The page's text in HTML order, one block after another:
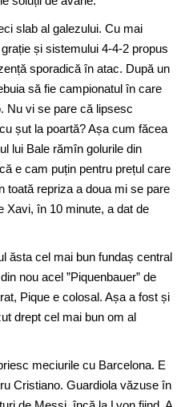
slab al galezului. Cu mai
și sistemului 4-4-2 propus
sporadică în atac. După un
să fie campionatul în care
Nu vi se pare că lipsesc
șut la poartă? Așa cum făcea
lui Bale rămîn golurile din
e cam puțin pentru prețul care
toată repriza a doua mi se pare
Xavi, în 10 minute, a dat de
ăsta cel mai bun fundaș central
nou acel ”Piquenbauer” de
Pique e colosal. Așa a fost și
drept cel mai bun om al
meciurile cu Barcelona. E
Cristiano. Guardiola văzuse în